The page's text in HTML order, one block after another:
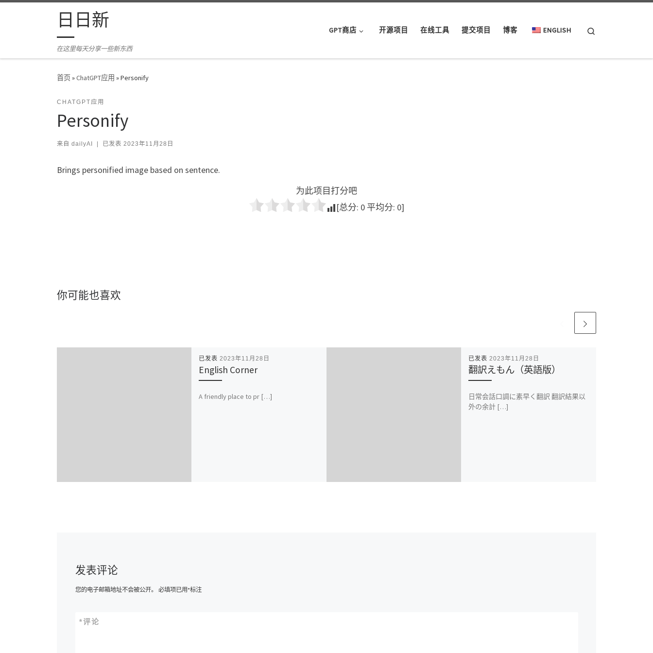
Skip to content日日新
在这里每天分享一些新东西
GPT商店 开源项目 在线工具 提交项目 博客 ENGLISH
首页»ChatGPT应用 »Personify
CHATGPT应用
Personify
来自 dailyAI 已发表 2023年11月28日
Brings personified image based on sentence.
为此项目打分吧
[总分: 0 平均分: 0]
你可能也喜欢
已发表 2023年11月28日
English Corner
A friendly place to pr […]
已发表 2023年11月28日
翻訳えもん（英語版）
日常会話口調に素早く翻訳 翻訳結果以
外の余計 […]
发表评论
您的电子邮箱地址不会被公开。 必填项已用*标注
评论
*